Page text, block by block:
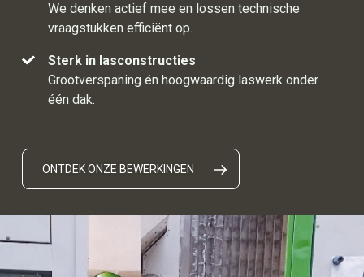
We denken actief mee en lossen technische
vraagstukken efficiënt op.
Sterk in lasconstructies
Grootverspaning én hoogwaardig laswerk onder
één dak.
ONTDEK ONZE BEWERKINGEN